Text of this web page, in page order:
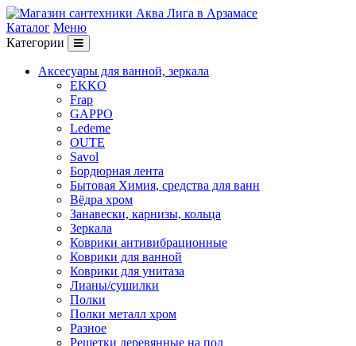
Каталог Меню
Категории
Аксесуары для ванной, зеркала
EKKO
Frap
GAPPO
Ledeme
OUTE
Savol
Бордюрная лента
Бытовая Химия, средства для ванн
Вёдра хром
Занавески, карнизы, кольца
Зеркала
Коврики антивибрационные
Коврики для ванной
Коврики для унитаза
Лианы/сушилки
Полки
Полки металл хром
Разное
Решетки деревянные на пол